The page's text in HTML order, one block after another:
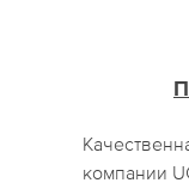
компании